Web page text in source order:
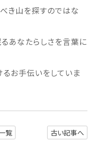
べき山を探すのではな
あなたらしさを言葉に
るお手伝いをしていま
覧 古い記事へ